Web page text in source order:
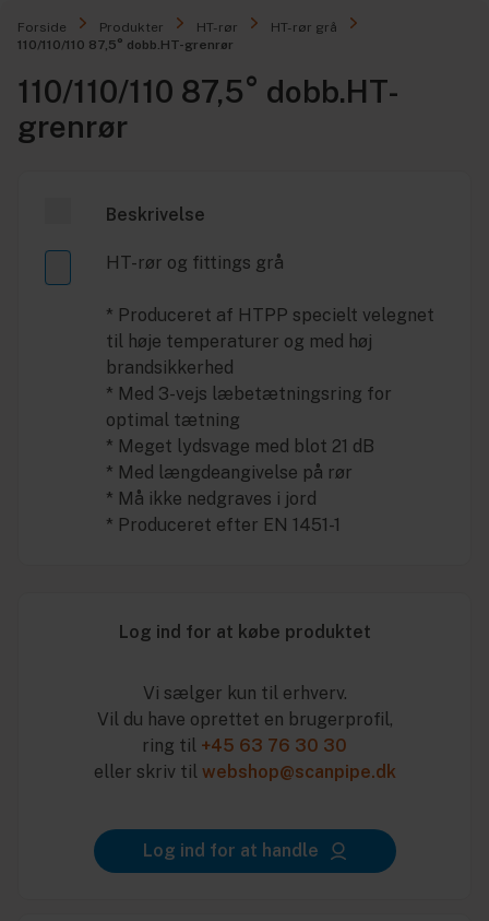
Forside Produkter HT-rør
HT-rør grå
110/110/110 87,5° dobb.HT-grenrør
110/110/110 87,5° dobb.HT-
grenrør
Beskrivelse
HT-rør og fittings grå
* Produceret af HTPP specielt velegnet
til høje temperaturer og med høj
brandsikkerhed
* Med 3-vejs læbetætningsring for
optimal tætning
* Meget lydsvage med blot 21 dB
* Med længdeangivelse på rør
* Må ikke nedgraves i jord
* Produceret efter EN 1451-1
Log ind for at købe produktet
Vi sælger kun til erhverv.
Vil du have oprettet en brugerprofil,
ring til +45 63 76 30 30
eller skriv til webshop@scanpipe.dk
Log ind for at handle